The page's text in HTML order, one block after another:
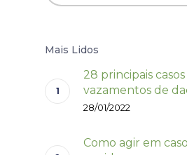
Mais Lidos
28 principais
vazamentos de
28/01/2022
Como agir em